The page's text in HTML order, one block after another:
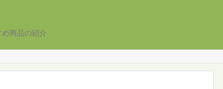
商品の紹介